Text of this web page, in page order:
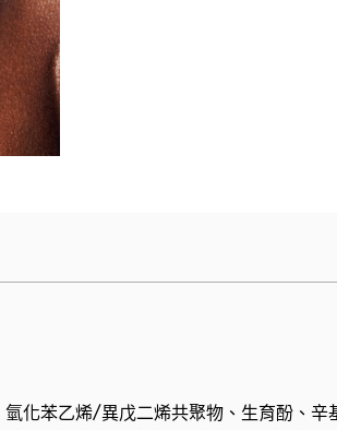
化苯乙烯/異戊二烯共聚物、生育酚、辛